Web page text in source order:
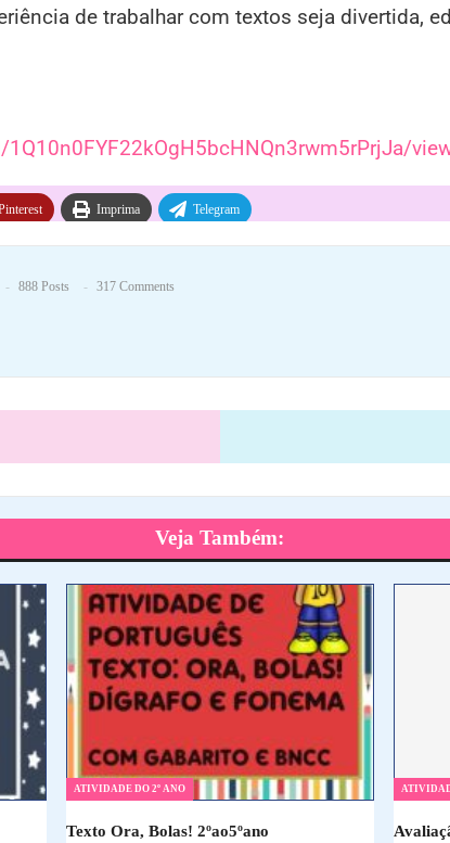
de trabalhar com textos seja divertida,
Imprima Telegram
888 Posts 317 Comments
Veja Também:
ATIVIDADE DO 2º ANO
Texto Ora, Bolas! 2ºao5ºano